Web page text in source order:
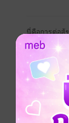
นี่คือการต่อสู้
เพื่อให้ประสพ
นำโดย กาก้า
ยิงประตู แล
ที่ยิงไกลดี แ
ครบเครื่อง
กว่า กาก้า ให้